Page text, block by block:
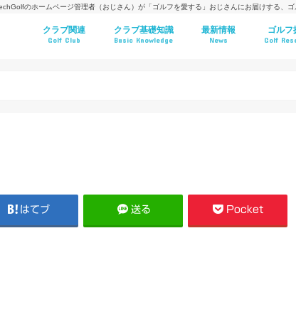
のホームページ管理者（おじさん）が「ゴルフを愛する」おじさんにお届けする、
クラブ関連
Golf Club
クラブ基礎知識
Basic Knowledge
最新情報
News
ゴルフ
Golf
はてブ 送る Pocket